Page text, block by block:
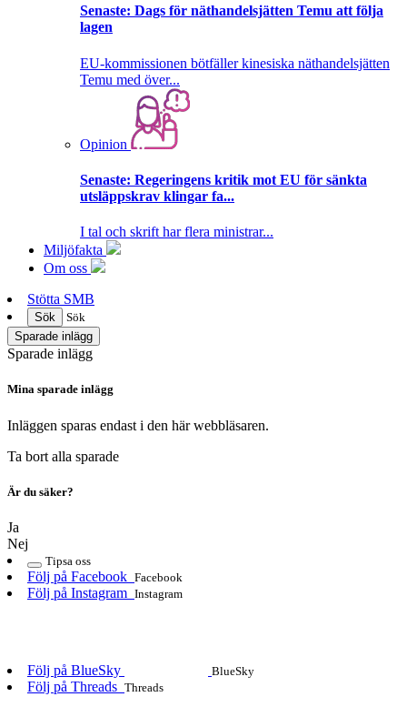
Senaste: Dags för näthandelsjätten Temu att följa
lagen
EU-kommissionen bötfäller kinesiska näthandelsjätten
Temu med över...
Opinion
Senaste: Regeringens kritik mot EU för sänkta
utsläppskrav klingar fa...
I tal och skrift har flera ministrar...
Miljöfakta
Om oss
Stötta SMB
Sök
Sök
Sparade inlägg
Sparade inlägg
Mina sparade inlägg
Inläggen sparas endast i den här webbläsaren.
Ta bort alla sparade
Är du säker?
Ja
Nej
Tipsa oss
Följ på Facebook Facebook
Följ på Instagram Instagram
Följ på BlueSky BlueSky
Följ på Threads Threads